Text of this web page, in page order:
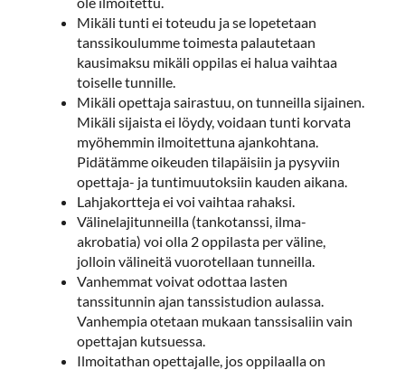
​Mikäli tunti ei toteudu ja se lopetetaan
tanssikoulumme toimesta palautetaan
kausimaksu mikäli oppilas ei halua vaihtaa
toiselle tunnille.
Mikäli opettaja sairastuu, on tunneilla sijainen.
Mikäli sijaista ei löydy, voidaan tunti korvata
myöhemmin ilmoitettuna ajankohtana.
Pidätämme oikeuden tilapäisiin ja pysyviin
opettaja- ja tuntimuutoksiin kauden aikana.
Lahjakortteja ei voi vaihtaa rahaksi.
Välinelajitunneilla (tankotanssi, ilma-
akrobatia) voi olla 2 oppilasta per väline,
jolloin välineitä vuorotellaan tunneilla.
Vanhemmat voivat odottaa lasten
tanssitunnin ajan tanssistudion aulassa.
Vanhempia otetaan mukaan tanssisaliin vain
opettajan kutsuessa.
Ilmoitathan opettajalle, jos oppilaalla on